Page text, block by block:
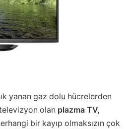
yanan gaz dolu hücrelerden
olan plazma TV,
bir kayıp olmaksızın çok